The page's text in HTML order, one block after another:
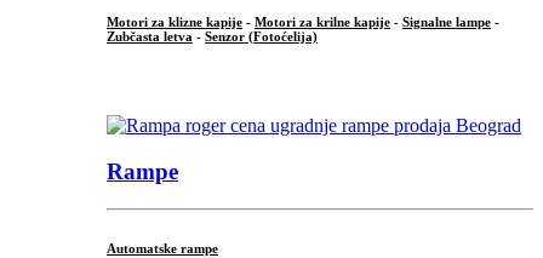
Motori za klizne kapije - Motori za krilne kapije - Signalne lampe -
Zubčasta letva - Senzor (Fotoćelija)
Rampe
Automatske rampe